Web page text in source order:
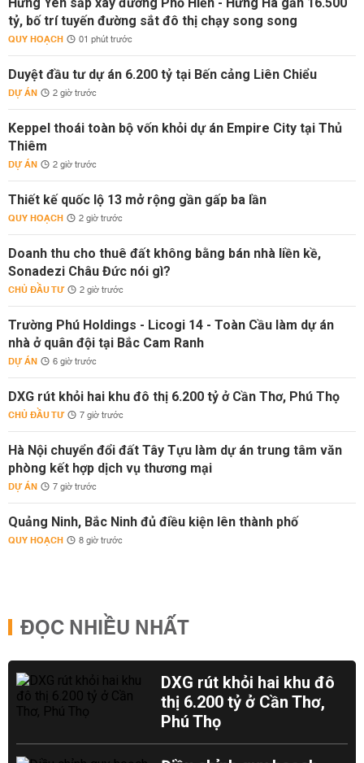
tỷ, bố trí tuyến đường sắt đô thị chạy song song
QUY HOẠCH 01 phút trước
Duyệt đầu tư dự án 6.200 tỷ tại Bến cảng Liên Chiểu
DỰ ÁN 2 giờ trước
Keppel thoái toàn bộ vốn khỏi dự án Empire City tại Thủ
Thiêm
DỰ ÁN 2 giờ trước
Thiết kế quốc lộ 13 mở rộng gần gấp ba lần
QUY HOẠCH 2 giờ trước
Doanh thu cho thuê đất không bằng bán nhà liền kề,
Sonadezi Châu Đức nói gì?
CHỦ ĐẦU TƯ 2 giờ trước
Trường Phú Holdings - Licogi 14 - Toàn Cầu làm dự án
nhà ở quân đội tại Bắc Cam Ranh
DỰ ÁN 6 giờ trước
DXG rút khỏi hai khu đô thị 6.200 tỷ ở Cần Thơ, Phú Thọ
CHỦ ĐẦU TƯ 7 giờ trước
Hà Nội chuyển đổi đất Tây Tựu làm dự án trung tâm văn
phòng kết hợp dịch vụ thương mại
DỰ ÁN 7 giờ trước
Quảng Ninh, Bắc Ninh đủ điều kiện lên thành phố
QUY HOẠCH 8 giờ trước
ĐỌC NHIỀU NHẤT
DXG rút khỏi hai khu đô
thị 6.200 tỷ ở Cần Thơ,
Phú Thọ